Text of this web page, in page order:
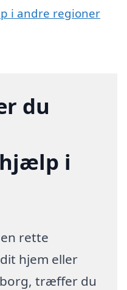
i andre regioner
du
i
rette
hjem eller
træffer du